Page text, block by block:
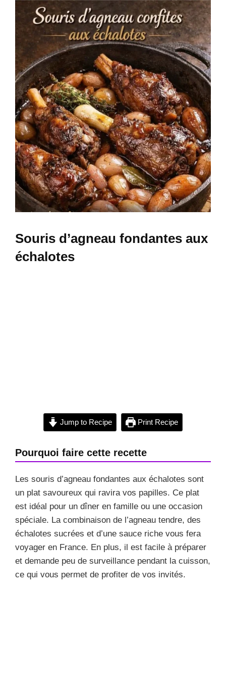
Souris d’agneau fondantes aux
échalotes
Jump to Recipe Print Recipe
Pourquoi faire cette recette
Les souris d’agneau fondantes aux échalotes sont
un plat savoureux qui ravira vos papilles. Ce plat
est idéal pour un dîner en famille ou une occasion
spéciale. La combinaison de l’agneau tendre, des
échalotes sucrées et d’une sauce riche vous fera
voyager en France. En plus, il est facile à préparer
et demande peu de surveillance pendant la cuisson,
ce qui vous permet de profiter de vos invités.